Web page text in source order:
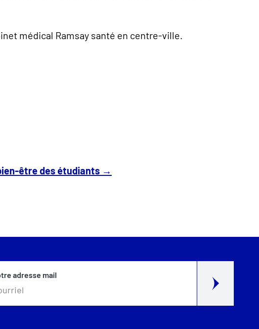
médical Ramsay santé en centre-ville.
être des étudiants →
adresse mail